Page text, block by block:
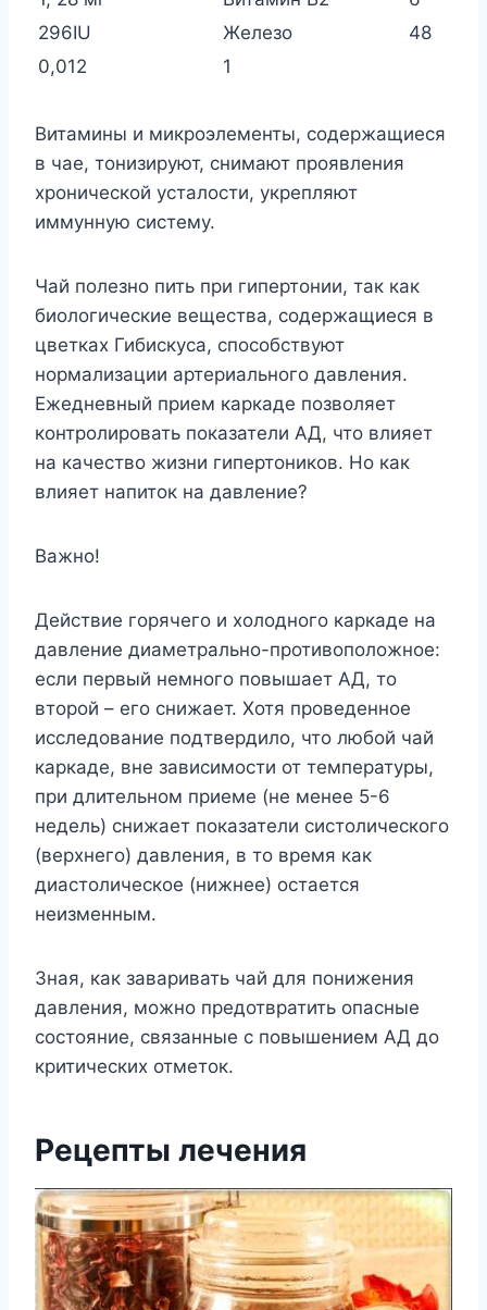
296IU
Железо
48
0,012
1
Витамины и микроэлементы, содержащиеся
в чае, тонизируют, снимают проявления
хронической усталости, укрепляют
иммунную систему.
Чай полезно пить при гипертонии, так как
биологические вещества, содержащиеся в
цветках Гибискуса, способствуют
нормализации артериального давления.
Ежедневный прием каркаде позволяет
контролировать показатели АД, что влияет
на качество жизни гипертоников. Но как
влияет напиток на давление?
Важно!
Действие горячего и холодного каркаде на
давление диаметрально-противоположное:
если первый немного повышает АД, то
второй – его снижает. Хотя проведенное
исследование подтвердило, что любой чай
каркаде, вне зависимости от температуры,
при длительном приеме (не менее 5-6
недель) снижает показатели систолического
(верхнего) давления, в то время как
диастолическое (нижнее) остается
неизменным.
Зная, как заваривать чай для понижения
давления, можно предотвратить опасные
состояние, связанные с повышением АД до
критических отметок.
Рецепты лечения